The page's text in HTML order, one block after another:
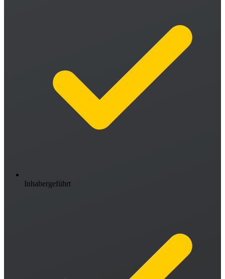
Inhabergeführt